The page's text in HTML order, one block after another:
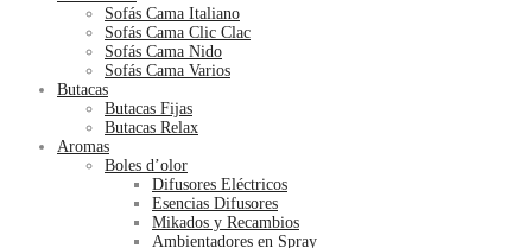
Sofás Cama Italiano
Sofás Cama Clic Clac
Sofás Cama Nido
Sofás Cama Varios
Butacas
Butacas Fijas
Butacas Relax
Aromas
Boles d’olor
Difusores Eléctricos
Esencias Difusores
Mikados y Recambios
Ambientadores en Spray